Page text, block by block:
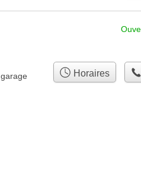
garage Horaires